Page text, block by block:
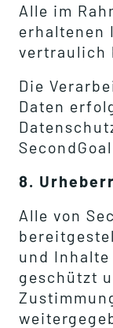
Alle im
erhaltenen
vertraulich
Die
Daten
8.
Alle von
und
geschützt